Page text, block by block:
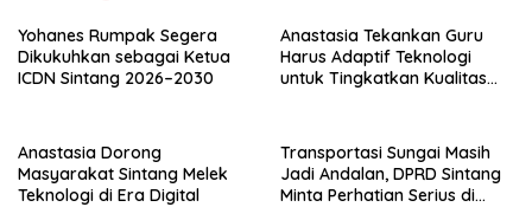
Yohanes Rumpak Segera
Dikukuhkan sebagai Ketua
ICDN Sintang 2026–2030
Anastasia Tekankan Guru
Harus Adaptif Teknologi
untuk Tingkatkan Kualitas
Anastasia Dorong
Masyarakat Sintang Melek
Teknologi di Era Digital
Transportasi Sungai Masih
Jadi Andalan, DPRD Sintang
Minta Perhatian Serius di